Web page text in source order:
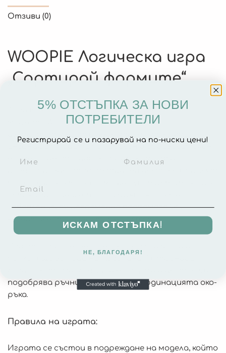
Отзиви (0)
WOOPIE Логическа игра
„Сортирай формите“
Логическата игра „Сортирай формите“ от
марката WOOPIE се отличава с
изобретателност и иновативност, които
ангажират децата по забавен и образователен
начин. Нейната широка приложимост и
забавление, същевременно подпомагайки
когнитивното развитие на детето.
подобрява ръчните умения и координацията око-
ръка.
Правила на играта:
Играта се състои в подреждане на модела, който
5% ОТСТЪПКА ЗА НОВИ
ПОТРЕБИТЕЛИ
Регистрирай се и пазарувай на по-ниски цени!
ИСКАМ ОТСТЪПКА!
НЕ, БЛАГОДАРЯ!